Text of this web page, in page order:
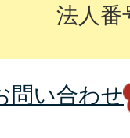
法人
問い合わせ